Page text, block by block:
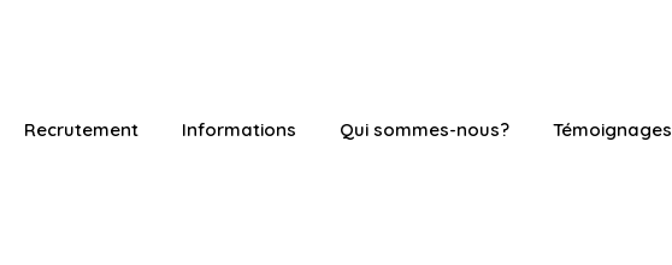
Recrutement Informations Qui sommes-nous? Témoignages